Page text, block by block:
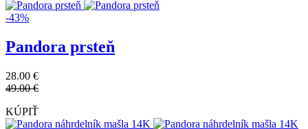
-43%
Pandora prsteň
28.00 €
49.00 €
KÚPIŤ